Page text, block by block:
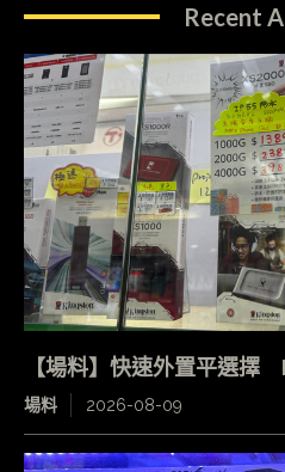
Recent
【場料】快速外置平選
場料 2026-08-09